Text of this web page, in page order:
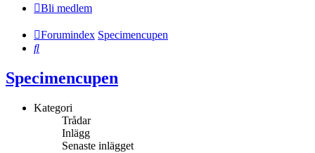
Bli medlem
Forumindex Specimencupen
Sök
Specimencupen
Kategori
Trådar
Inlägg
Senaste inlägget